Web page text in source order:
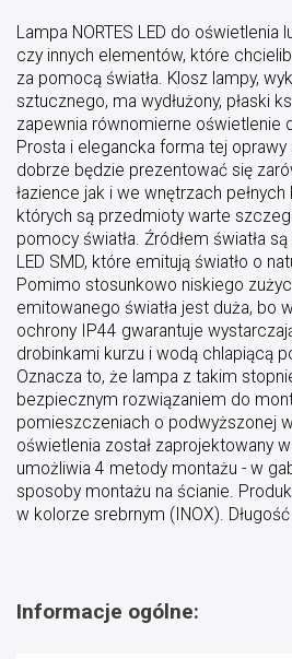
Lampa NORTES LED do oświetlenia
czy innych elementów, które
za pomocą światła. Klosz lampy,
sztucznego, ma wydłużony, płaski
zapewnia równomierne oświetlenie
Prosta i elegancka forma tej
dobrze będzie prezentować się
łazience jak i we wnętrzach
których są przedmioty warte
pomocy światła. Źródłem światła
LED SMD, które emitują światło o
Pomimo stosunkowo niskiego
emitowanego światła jest duża, bo
ochrony IP44 gwarantuje
drobinkami kurzu i wodą chlapiącą
Oznacza to, że lampa z takim
bezpiecznym rozwiązaniem do
pomieszczeniach o podwyższonej
oświetlenia został zaprojektowany
umożliwia 4 metody montażu - w
sposoby montażu na ścianie.
w kolorze srebrnym (INOX).
Informacje ogólne: